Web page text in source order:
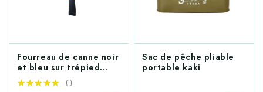
Fourreau de canne noir
et bleu sur trépied
(selon modèle)
★★★★★
★★★★★ (1)
Sac de pêche pliable
portable kaki